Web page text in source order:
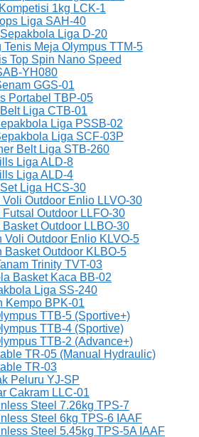
1kg LCK-1
Liga SAH-40
Liga D-20
Meja Olympus TTM-5
Top Spin Nano Speed
YH080
GGS-01
Portabel TBP-05
Liga CTB-01
Liga PSSB-02
Liga SCF-03P
Belt Liga STB-260
Liga ALD-8
Liga ALD-4
Liga HCS-30
Outdoor Enlio LLVO-30
Outdoor LLFO-30
Outdoor LLBO-30
Voli Outdoor Enlio KLVO-5
Basket Outdoor KLBO-5
Trinity TVT-03
Basket Kaca BB-02
Liga SS-240
Kempo BPK-01
TTB-5 (Sportive+)
TTB-4 (Sportive)
TTB-2 (Advance+)
TR-05 (Manual Hydraulic)
TR-03
Peluru YJ-SP
Cakram LLC-01
Steel 7.26kg TPS-7
Steel 6kg TPS-6 IAAF
Steel 5.45kg TPS-5A IAAF